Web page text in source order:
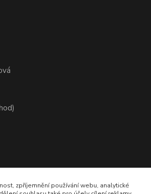
zpříjemnění používání webu, analytické